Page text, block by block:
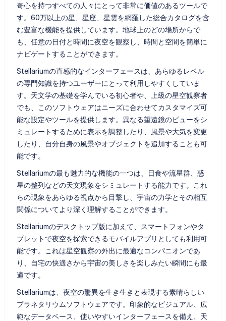
奇心を持つすべての人々にとって非常に価値のあるツールで
す。60万以上の星、星座、星雲を網羅した総合カタログを含
む豊富な機能を提供しています。地球上のどの場所からで
も、任意の日付と時間に夜空を観察し、時間と空間を簡単に
ナビゲートすることができます。
Stellariumの直感的なインターフェースは、あらゆるレベル
の専門知識を持つユーザーにとって利用しやすくしていま
す。天文学の基礎を学んでいる初心者や、上級の星空観察者
でも、このソフトウェアはニーズに合わせてカスタマイズ可
能な設定やツールを提供します。異なる望遠鏡のビューをシ
ミュレートするために表示を調整したり、風景や大気を変更
したり、自分自身の風景やオブジェクトを追加することも可
能です。
Stellariumの最も魅力的な機能の一つは、日食や流星群、惑
星の整列などの天文現象をシミュレートする能力です。これ
らの現象をあらゆる視点から目撃し、宇宙の力学とその相互
関係についてより深く理解することができます。
Stellariumのデスクトップ版に加えて、スマートフォンやタ
ブレットで夜空を探索できるモバイルアプリとしても利用可
能です。これは星空観察の外出に最適なコンパニオンであ
り、自宅の快適さから宇宙の美しさを楽しみたい瞬間にも最
適です。
Stellariumは、夜空の驚異を生き生きと表現する素晴らしい
プラネタリウムソフトウェアです。印象的なビジュアル、広
範なデータベース、使いやすいインターフェースを備え、天